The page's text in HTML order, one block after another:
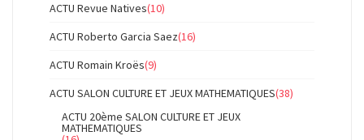
ACTU Revue Natives(10)
ACTU Roberto Garcia Saez(16)
ACTU Romain Kroës(9)
ACTU SALON CULTURE ET JEUX MATHEMATIQUES(38)
ACTU 20ème SALON CULTURE ET JEUX
MATHEMATIQUES